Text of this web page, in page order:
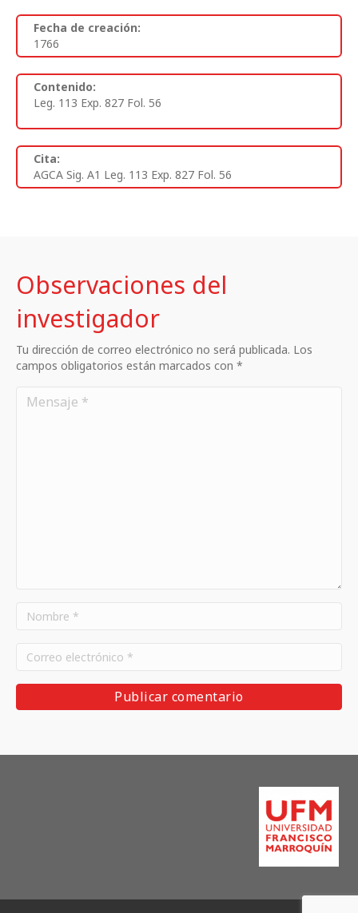
Fecha de creación:
1766
Contenido:
Leg. 113 Exp. 827 Fol. 56
Cita:
AGCA Sig. A1 Leg. 113 Exp. 827 Fol. 56
Observaciones del
investigador
Tu dirección de correo electrónico no será publicada. Los
campos obligatorios están marcados con *